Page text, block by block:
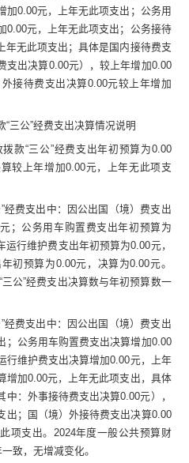
加0.00元， 上年无此项支出； 公务用
0.00元， 上年无此项支出；
公务接待
上年无此项支出；具体是国内接待费支
支出决算0.00元），较上年增加0.00
接待费支出决算0.00元较上年增加
“三公”经费支出决算情况说明
拨款“三公”经费支出年初预算为0.00
较上年增加0.00元，
上年无此项支
”经费支出 中：
因公出国（境）费支出
元 ；公务用车购置费支出年初预算为
运行维护费 支出年初预算为0.00元，
年初预算为0.00元 ，决算为0.00元。
“三公”经费支出决算数与年初预算数一
”经费支出 中：
因公出国（境）费支出
；公务用车购置费支出决算增加0.00
行维护费支出决算增加0.00元，
上年
增加0.00元，
上年无此项支出，具体
中：外事接待费支出决算0.00元），
出；国（境）外接待费支出决算0.00
项支出。 2024年度一般公共预算财
一致，无增减变化。